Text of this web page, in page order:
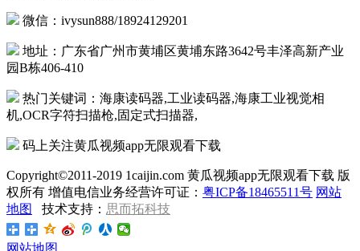
微信：ivysun888/18924129201
地址：广东省广州市黄埔区黄埔东路3642号丰泽高新产业
园B栋406-410
热门关键词：海康读码器,工业读码器,海康工业视觉相
机,OCR字符扫描枪,固定式扫描器,
码上关注黄瓜视频app无限观看下载
Copyright©2011-2019 1caijin.com 黄瓜视频app无限观看下载 版
权所有 增值电信业务经营许可证： 粤ICP备18465511号 网站
地图
技术支持： 思而拓科技
网站地图